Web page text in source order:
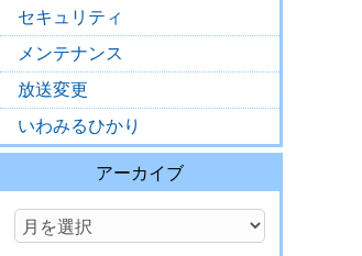
セキュリティ
メンテナンス
放送変更
いわみるひかり
アーカイブ